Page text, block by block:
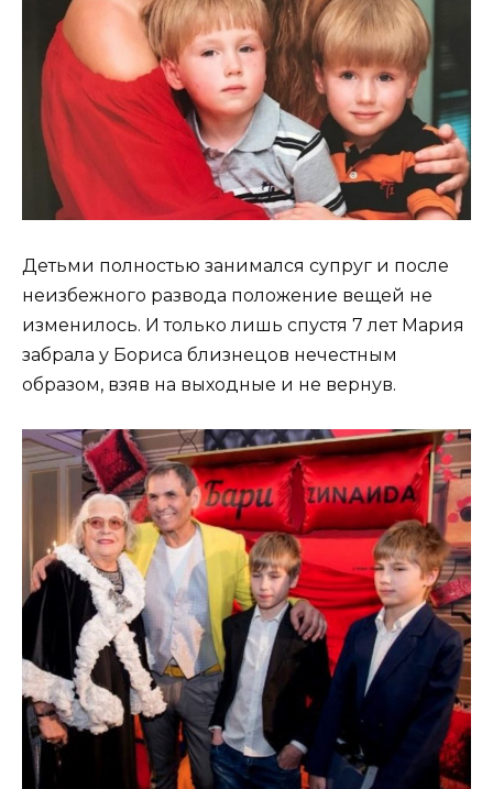
Детьми полностью занимался супруг и после
неизбежного развода положение вещей не
изменилось. И только лишь спустя 7 лет Мария
забрала у Бориса близнецов нечестным
образом, взяв на выходные и не вернув.